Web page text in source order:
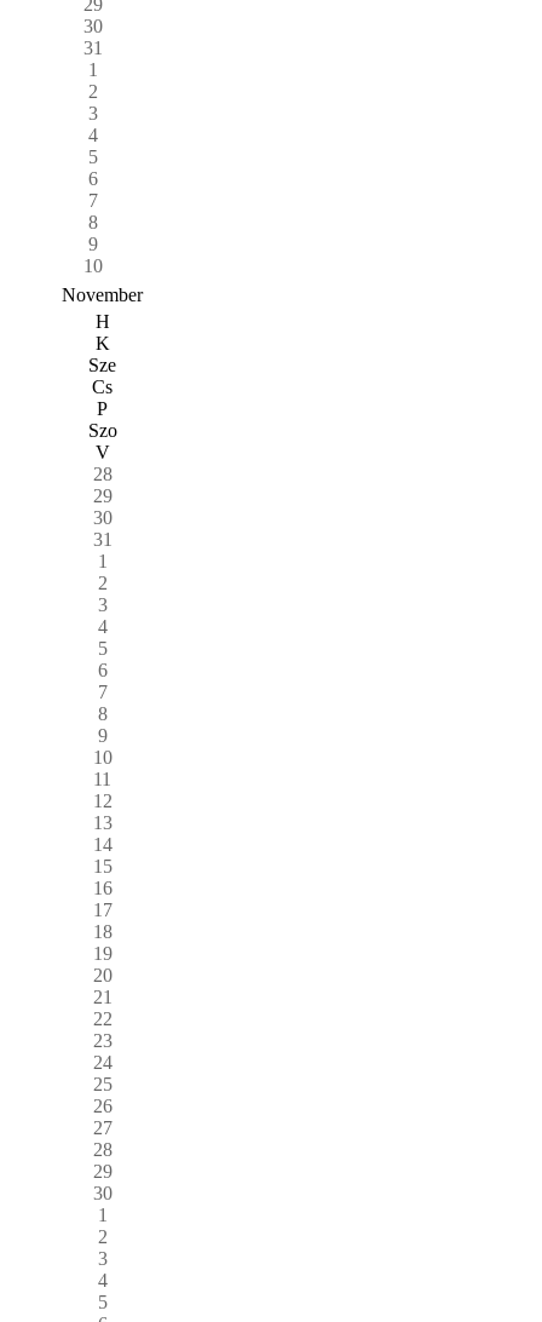
30
31
1
2
3
4
5
6
7
8
9
10
November
H
K
Sze
Cs
P
Szo
V
28
29
30
31
1
2
3
4
5
6
7
8
9
10
11
12
13
14
15
16
17
18
19
20
21
22
23
24
25
26
27
28
29
30
1
2
3
4
5